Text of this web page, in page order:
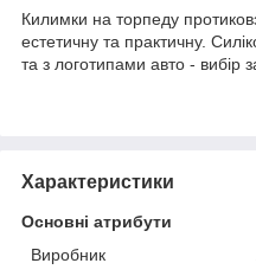
Килимки на торпеду
естетичну та практичну.
та з логотипами авто - вибір
Характеристики
Основні атрибути
Виробник